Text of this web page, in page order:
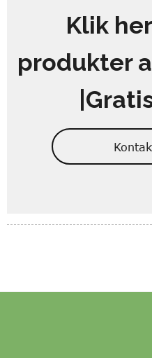
Klik
produkter